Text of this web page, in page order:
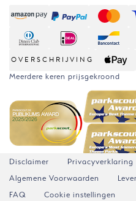
OVERSCHRIJVING
Meerdere keren prijsgekroond
Disclaimer Privacyverklaring
Algemene Voorwaarden
FAQ
Cookie instellingen